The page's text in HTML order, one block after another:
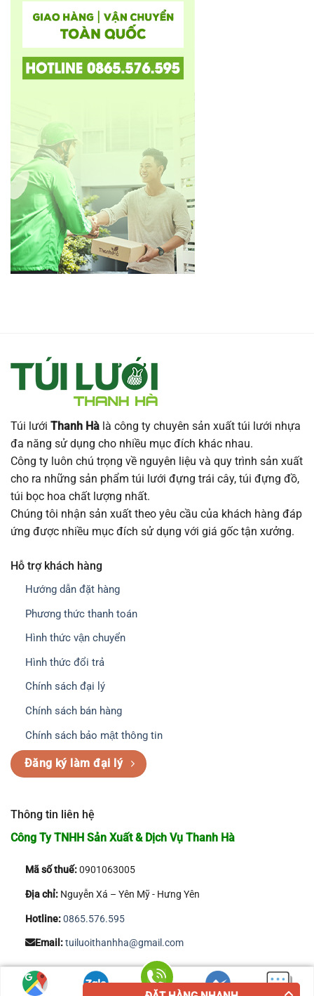
Túi lưới Thanh Hà là công ty chuyên sản xuất túi lưới nhựa
đa năng sử dụng cho nhiều mục đích khác nhau.
Công ty luôn chú trọng về nguyên liệu và quy trình sản xuất
cho ra những sản phẩm túi lưới đựng trái cây, túi đựng đồ,
túi bọc hoa chất lượng nhất.
Chúng tôi nhận sản xuất theo yêu cầu của khách hàng đáp
ứng được nhiều mục đích sử dụng với giá gốc tận xưởng.
Hỗ trợ khách hàng
Hướng dẫn đặt hàng
Phương thức thanh toán
Hình thức vận chuyển
Hình thức đổi trả
Chính sách đại lý
Chính sách bán hàng
Chính sách bảo mật thông tin
Đăng ký làm đại lý
Thông tin liên hệ
Công Ty TNHH Sản Xuất & Dịch Vụ Thanh Hà
Mã số thuế:0901063005
Địa chỉ:Nguyễn Xá – Yên Mỹ - Hưng Yên
Hotline:0865.576.595
Email:tuiluoithanhha@gmail.com
Copyright 2026 © Công Ty TNHH Sản Xuất & Dịch Vụ Thanh Hà